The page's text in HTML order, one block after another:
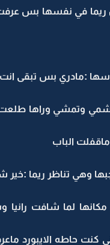
ريما في نفسها بس
:مادري بس تبقى
وتمشي وراها طلعت
الباب
وهي تناظر ريما :خير
لما شافت رانيا
كنت حاطه الايبورد